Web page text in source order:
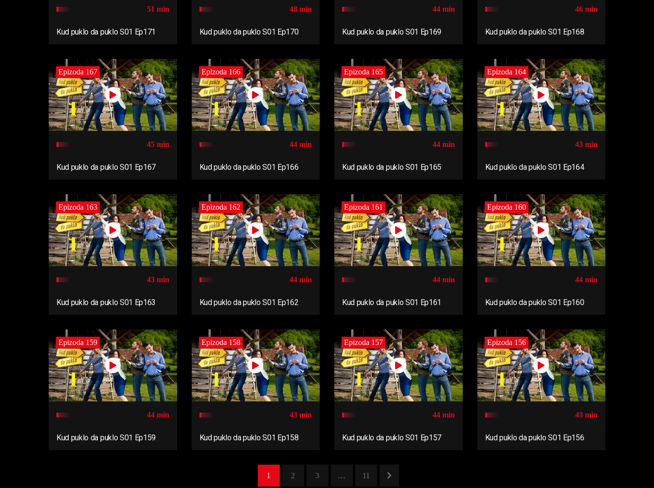
51 min
Kud puklo da puklo S01 Ep171
48 min
Kud puklo da puklo S01 Ep170
44 min
Kud puklo da puklo S01 Ep169
46 min
Kud puklo da puklo S01 Ep168
Epizoda 167
45 min
Kud puklo da puklo S01 Ep167
Epizoda 166
44 min
Kud puklo da puklo S01 Ep166
Epizoda 165
44 min
Kud puklo da puklo S01 Ep165
Epizoda 164
43 min
Kud puklo da puklo S01 Ep164
Epizoda 163
43 min
Kud puklo da puklo S01 Ep163
Epizoda 162
44 min
Kud puklo da puklo S01 Ep162
Epizoda 161
44 min
Kud puklo da puklo S01 Ep161
Epizoda 160
44 min
Kud puklo da puklo S01 Ep160
Epizoda 159
44 min
Kud puklo da puklo S01 Ep159
Epizoda 158
43 min
Kud puklo da puklo S01 Ep158
Epizoda 157
44 min
Kud puklo da puklo S01 Ep157
Epizoda 156
43 min
Kud puklo da puklo S01 Ep156
1 2 3 … 11